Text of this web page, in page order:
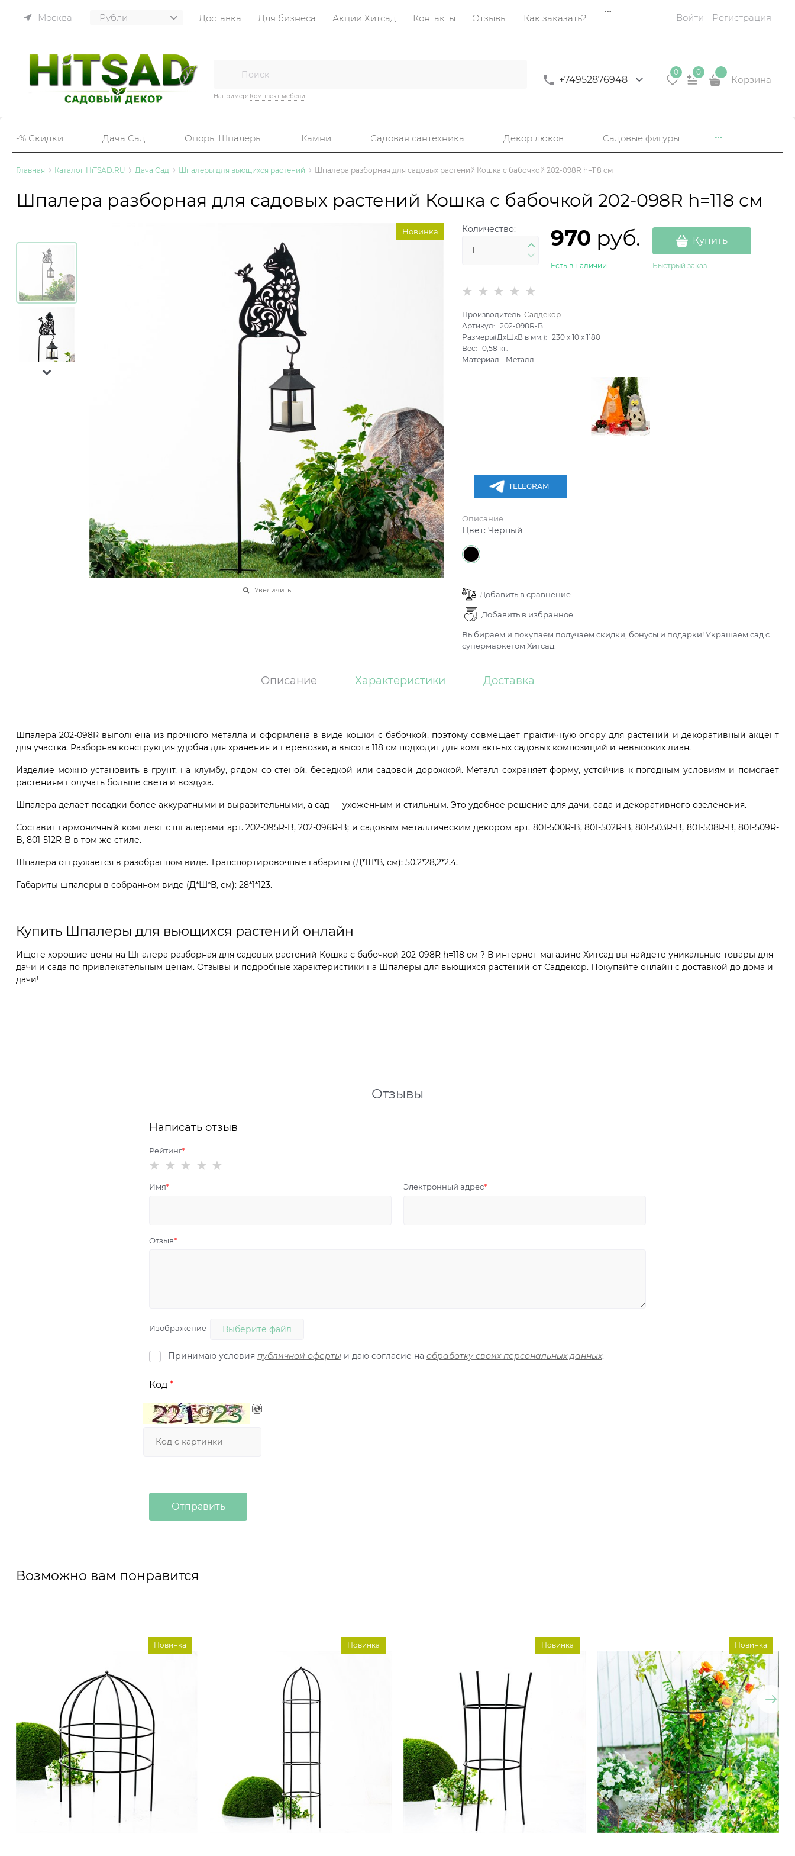
Москва Доставка Для бизнеса Акции Хитсад Контакты Отзывы Как заказать? Войти Регистрация
Например: Комплект мебели
+74952876948
0 0
Корзина
-% Скидки Дача Сад Опоры Шпалеры Камни Садовая сантехника Декор люков Садовые фигуры
Главная Каталог HiTSAD.RU Дача Сад Шпалеры для вьющихся растений Шпалера разборная для садовых растений Кошка с бабочкой 202-098R h=118 см
Шпалера разборная для садовых растений Кошка с бабочкой 202-098R h=118 см
Новинка
Увеличить
Количество: 970 руб.
Есть в наличии
Купить
Быстрый заказ
Производитель:Саддекор
Артикул:
202-098R-B
Размеры(ДхШхВ в мм.):
230 x10 x1180
Вес:
0,58 кг.
Материал:
Металл
TELEGRAM
Описание
Цвет:Черный
Добавить в сравнение
Добавить в избранное
Выбираем и покупаем получаем скидки, бонусы и подарки! Украшаем сад с
супермаркетом Хитсад.
Описание Характеристики Доставка
Шпалера 202-098R выполнена из прочного металла и оформлена в виде кошки с бабочкой, поэтому совмещает практичную опору для растений и декоративный акцент
для участка. Разборная конструкция удобна для хранения и перевозки, а высота 118 см подходит для компактных садовых композиций и невысоких лиан.
Изделие можно установить в грунт, на клумбу, рядом со стеной, беседкой или садовой дорожкой. Металл сохраняет форму, устойчив к погодным условиям и помогает
растениям получать больше света и воздуха.
Шпалера делает посадки более аккуратными и выразительными, а сад — ухоженным и стильным. Это удобное решение для дачи, сада и декоративного озеленения.
Составит гармоничный комплект с шпалерами арт. 202-095R-B, 202-096R-B; и садовым металлическим декором арт. 801-500R-B, 801-502R-B, 801-503R-B, 801-508R-B, 801-509R-
B, 801-512R-B в том же стиле.
Шпалера отгружается в разобранном виде. Транспортировочные габариты (Д*Ш*В, см): 50,2*28,2*2,4.
Габариты шпалеры в собранном виде (Д*Ш*В, см): 28*1*123.
Купить Шпалеры для вьющихся растений онлайн
Ищете хорошие цены на Шпалера разборная для садовых растений Кошка с бабочкой 202-098R h=118 см ? В интернет-магазине Хитсад вы найдете уникальные товары для
дачи и сада по привлекательным ценам. Отзывы и подробные характеристики на Шпалеры для вьющихся растений от Саддекор. Покупайте онлайн с доставкой до дома и
дачи!
Отзывы
Написать отзыв
Рейтинг
Имя Электронный адрес
Отзыв
Изображение Выберите файл
Принимаю условия публичной оферты и даю согласие на обработку своих персональных данных.
Код
Возможно вам понравится
Новинка Новинка Новинка Новинка